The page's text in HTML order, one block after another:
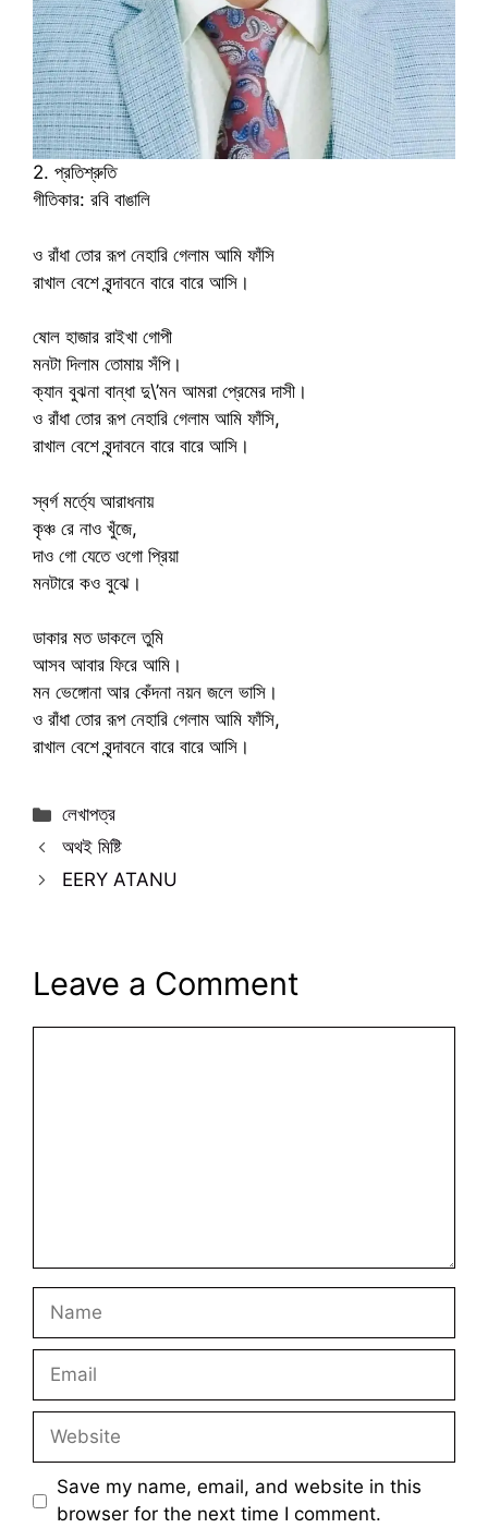
2. প্রতিশ্রুতি
গীতিকার: রবি বাঙালি
ও রাঁধা তোর রূপ নেহারি গেলাম আমি ফাঁসি
রাখাল বেশে বৃন্দাবনে বারে বারে আসি।
ষোল হাজার রাইখা গোপী
মনটা দিলাম তোমায় সঁপি।
ক্যান বুঝনা বান্ধা দু\’মন আমরা প্রেমের দাসী।
ও রাঁধা তোর রূপ নেহারি গেলাম আমি ফাঁসি,
রাখাল বেশে বৃন্দাবনে বারে বারে আসি।
স্বর্গ মর্ত্যে আরাধনায়
কৃঞ্চ রে নাও খুঁজে,
দাও গো যেতে ওগো প্রিয়া
মনটারে কও বুঝে।
ডাকার মত ডাকলে তুমি
আসব আবার ফিরে আমি।
মন ভেঙ্গোনা আর কেঁদনা নয়ন জলে ভাসি।
ও রাঁধা তোর রূপ নেহারি গেলাম আমি ফাঁসি,
রাখাল বেশে বৃন্দাবনে বারে বারে আসি।
Categories
লেখাপত্র
অথই মিষ্টি
EERY ATANU
Leave a Comment
Name
Email
Website
Save my name, email, and website in this
browser for the next time I comment.